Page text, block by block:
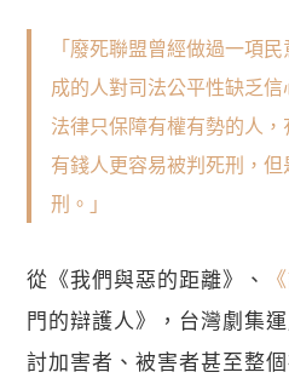
「廢死聯盟曾經做過一項
成的人對司法公平性缺乏
法律只保障有權有勢的人
有錢人更容易被判死刑，
刑。」
從《我們與惡的距離》、
門的辯護人》，台灣劇集
討加害者、被害者甚至整